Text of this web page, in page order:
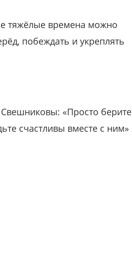
тяжёлые времена можно
побеждать и укреплять
«Просто берите
счастливы вместе с ним»